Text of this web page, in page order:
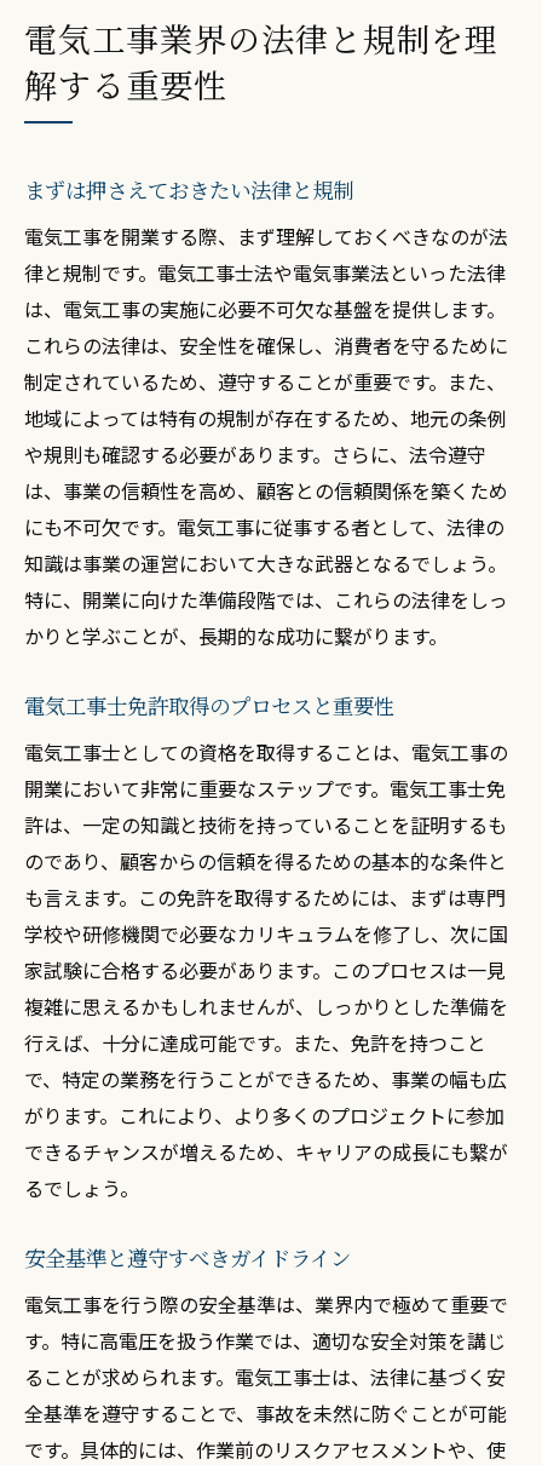
電気工事業界の法律と規制を理
解する重要性
まずは押さえておきたい法律と規制
電気工事を開業する際、まず理解しておくべきなのが法
律と規制です。電気工事士法や電気事業法といった法律
は、電気工事の実施に必要不可欠な基盤を提供します。
これらの法律は、安全性を確保し、消費者を守るために
制定されているため、遵守することが重要です。また、
地域によっては特有の規制が存在するため、地元の条例
や規則も確認する必要があります。さらに、法令遵守
は、事業の信頼性を高め、顧客との信頼関係を築くため
にも不可欠です。電気工事に従事する者として、法律の
知識は事業の運営において大きな武器となるでしょう。
特に、開業に向けた準備段階では、これらの法律をしっ
かりと学ぶことが、長期的な成功に繋がります。
電気工事士免許取得のプロセスと重要性
電気工事士としての資格を取得することは、電気工事の
開業において非常に重要なステップです。電気工事士免
許は、一定の知識と技術を持っていることを証明するも
のであり、顧客からの信頼を得るための基本的な条件と
も言えます。この免許を取得するためには、まずは専門
学校や研修機関で必要なカリキュラムを修了し、次に国
家試験に合格する必要があります。このプロセスは一見
複雑に思えるかもしれませんが、しっかりとした準備を
行えば、十分に達成可能です。また、免許を持つこと
で、特定の業務を行うことができるため、事業の幅も広
がります。これにより、より多くのプロジェクトに参加
できるチャンスが増えるため、キャリアの成長にも繋が
るでしょう。
安全基準と遵守すべきガイドライン
電気工事を行う際の安全基準は、業界内で極めて重要で
す。特に高電圧を扱う作業では、適切な安全対策を講じ
ることが求められます。電気工事士は、法律に基づく安
全基準を遵守することで、事故を未然に防ぐことが可能
です。具体的には、作業前のリスクアセスメントや、使